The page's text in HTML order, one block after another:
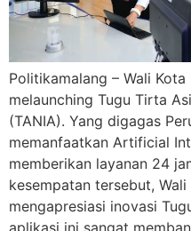
Politikamalang – Wali
melaunching Tugu Tirta
(TANIA). Yang digagas
memanfaatkan Artificial
memberikan layanan 24
kesempatan tersebut,
mengapresiasi inovasi